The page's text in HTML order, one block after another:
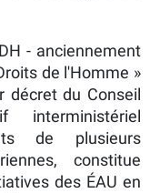
- anciennement
de l'Homme »
décret du Conseil
de plusieurs
constitue
des ÉAU en